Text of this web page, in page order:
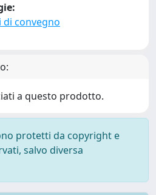
convegno
a questo prodotto.
protetti da copyright e
salvo diversa